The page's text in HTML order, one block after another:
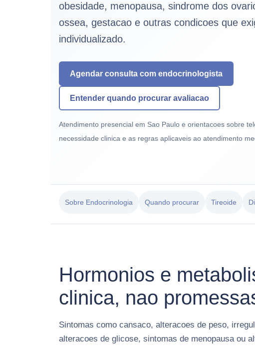
obesidade, menopausa, sindrome dos
ossea, gestacao e outras condicoes que
individualizado.
Agendar consulta com endocrinologista
Entender quando procurar avaliacao
Atendimento presencial em Sao Paulo e orientacoes sobre
necessidade clinica e as regras aplicaveis ao atendimento
Sobre Endocrinologia Quando procurar Tireoide
Hormonios e
clinica, nao
Sintomas como cansaco, alteracoes de peso,
alteracoes de glicose, sintomas de menopausa ou